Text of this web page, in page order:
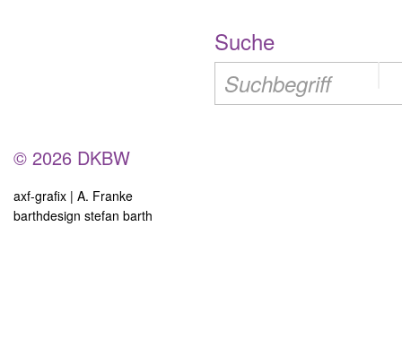
Suche
© 2026 DKBW
axf-grafix | A. Franke
barthdesign stefan barth